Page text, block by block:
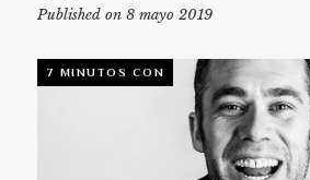
Published on 8 mayo 2019
7 MINUTOS CON